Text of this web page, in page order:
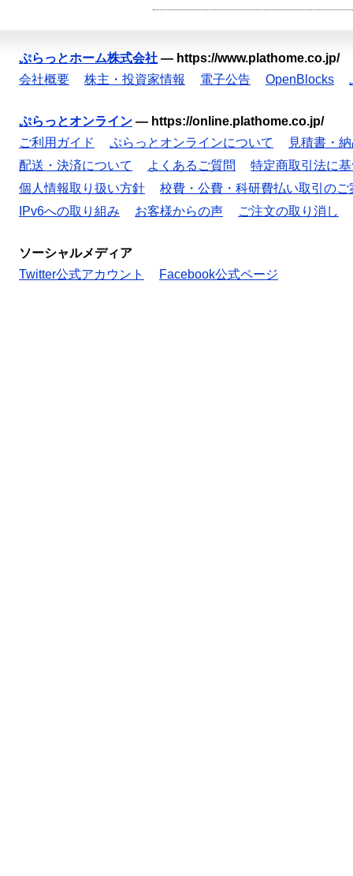
ぷらっとホーム株式会社 — https://www.plathome.co.jp/
会社概要
株主・投資家情報 電子公告 OpenBlocks
ぷらっとオンライン — https://online.plathome.co.jp/
ご利用ガイド
ぷらっとオンラインについて
見積書・
配送・決済について
よくあるご質問
特定商取引法に
個人情報取り扱い方針
校費・公費・科研費払い取引のご
IPv6への取り組み
お客様からの声 ご注文の取り消し
ソーシャルメディア
Twitter公式アカウント
Facebook公式ページ